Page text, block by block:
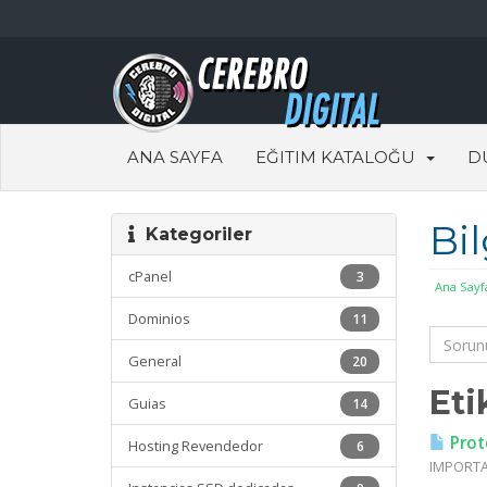
ANA SAYFA EĞITIM KATALOĞU
Ana
Kategoriler
3
cPanel
11
Dominios
20
General
14
Guias
6
Hosting Revendedor